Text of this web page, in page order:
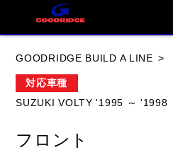
GOODRIDGE BUILD A LINE
対応車種
SUZUKI VOLTY '1995 ～ '1998
フロント